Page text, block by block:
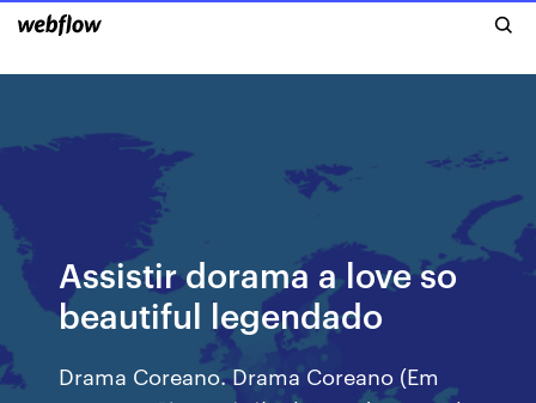
Assistir dorama a love so
beautiful legendado
Drama Coreano. Drama Coreano (Em